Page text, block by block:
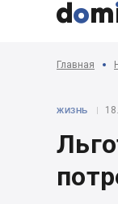
Главная
ЖИЗНЬ